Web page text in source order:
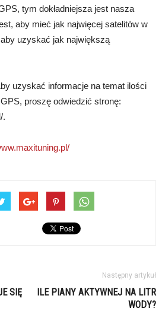
tym dokładniejsza jest nasza
aby mieć jak najwięcej satelitów w
uzyskać jak największą
uzyskać informacje na temat ilości
proszę odwiedzić stronę:
.
SIĘ
Następny artykuł
ILE PIANY AKTYWNEJ NA LITR
WODY?